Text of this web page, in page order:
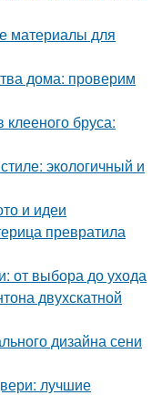
материалы для
дома: проверим
бруса:
экологичный и
и идеи
превратила
от выбора до ухода
двухскатной
дизайна сени
лучшие